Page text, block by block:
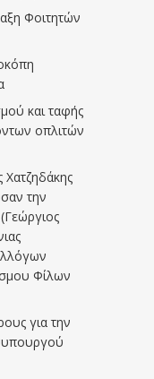
Φοιτητών
και ταφής
οπλιτών
την
Φίλων
για την